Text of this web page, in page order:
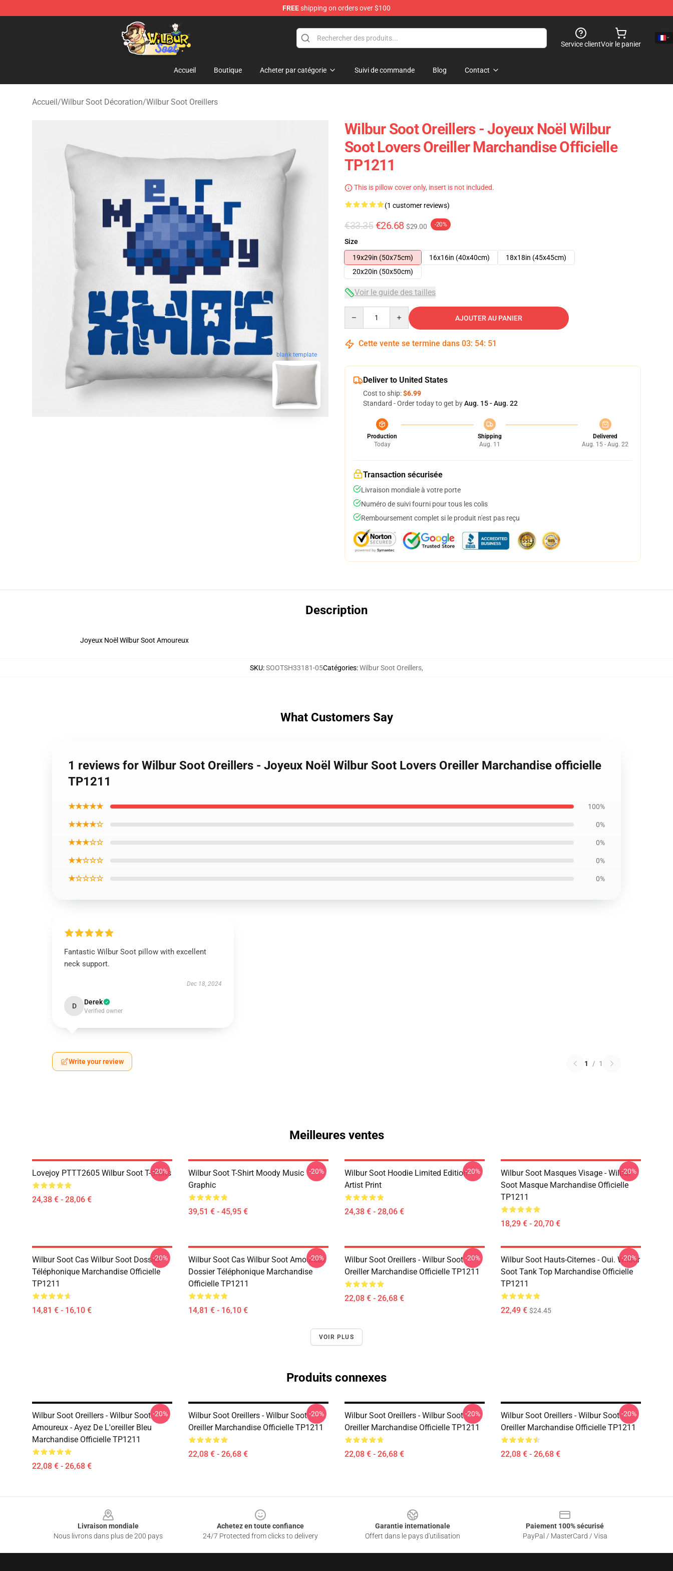
FREEshipping on orders over $100
Wilbur Soot Shop - Official Wilbur Soot Merchandise Store
Service clientVoir le panier
Accueil Boutique Acheter par catégorie Suivi de commande Blog Contact
Accueil/Wilbur Soot Décoration/Wilbur Soot Oreillers
blank template
Wilbur Soot Oreillers - Joyeux Noël Wilbur
Soot Lovers Oreiller Marchandise Officielle
TP1211
This is pillow cover only, insert is not included.
(1 customer reviews)
€33.35 €26.68 $29.00 -20%
Size
19x29in (50x75cm)
16x16in (40x40cm)
18x18in (45x45cm)
20x20in (50x50cm)
Voir le guide des tailles
AJOUTER AU PANIER
Cette vente se termine dans 03: 54: 50
Deliver to United States
Cost to ship:$6.99
Standard - Order today to get byAug. 15 - Aug. 22
Production
Today
Shipping
Aug. 11
Delivered
Aug. 15 - Aug. 22
Transaction sécurisée
Livraison mondiale à votre porte
Numéro de suivi fourni pour tous les colis
Remboursement complet si le produit n'est pas reçu
Description
Joyeux Noël Wilbur Soot Amoureux
SKU:SOOTSH33181-05Catégories:Wilbur Soot Oreillers,
What Customers Say
1 reviews for Wilbur Soot Oreillers - Joyeux Noël Wilbur Soot Lovers Oreiller Marchandise officielle
TP1211
★★★★★ 100%
★★★★☆ 0%
★★★☆☆ 0%
★★☆☆☆ 0%
★☆☆☆☆ 0%
Fantastic Wilbur Soot pillow with excellent
neck support.
Dec 18, 2024
D Derek
Verified owner
Write your review 1 / 1
Meilleures ventes
Lovejoy PTTT2605 Wilbur Soot T-Shirts
24,38 € - 28,06 €
-20%
Wilbur Soot T-Shirt Moody Music
Graphic
39,51 € - 45,95 €
-20%
Wilbur Soot Hoodie Limited Edition
Artist Print
24,38 € - 28,06 €
-20%
Wilbur Soot Masques Visage - Wilbur
Soot Masque Marchandise Officielle
TP1211
18,29 € - 20,70 €
-20%
Wilbur Soot Cas Wilbur Soot Dossier
Téléphonique Marchandise Officielle
TP1211
14,81 € - 16,10 €
-20%
Wilbur Soot Cas Wilbur Soot Amoureux
Dossier Téléphonique Marchandise
Officielle TP1211
14,81 € - 16,10 €
-20%
Wilbur Soot Oreillers - Wilbur Soot
Oreiller Marchandise Officielle TP1211
22,08 € - 26,68 €
-20%
Wilbur Soot Hauts-Citernes - Oui. Wilbur
Soot Tank Top Marchandise Officielle
TP1211
22,49 € $24.45
-20%
VOIR PLUS
Produits connexes
Wilbur Soot Oreillers - Wilbur Soot
Amoureux - Ayez De L'oreiller Bleu
Marchandise Officielle TP1211
22,08 € - 26,68 €
-20%
Wilbur Soot Oreillers - Wilbur Soot
Oreiller Marchandise Officielle TP1211
22,08 € - 26,68 €
-20%
Wilbur Soot Oreillers - Wilbur Soot
Oreiller Marchandise Officielle TP1211
22,08 € - 26,68 €
-20%
Wilbur Soot Oreillers - Wilbur Soot
Oreiller Marchandise Officielle TP1211
22,08 € - 26,68 €
-20%
Livraison mondiale
Nous livrons dans plus de 200 pays
Achetez en toute confiance
24/7 Protected from clicks to delivery
Garantie internationale
Offert dans le pays d'utilisation
Paiement 100% sécurisé
PayPal / MasterCard / Visa